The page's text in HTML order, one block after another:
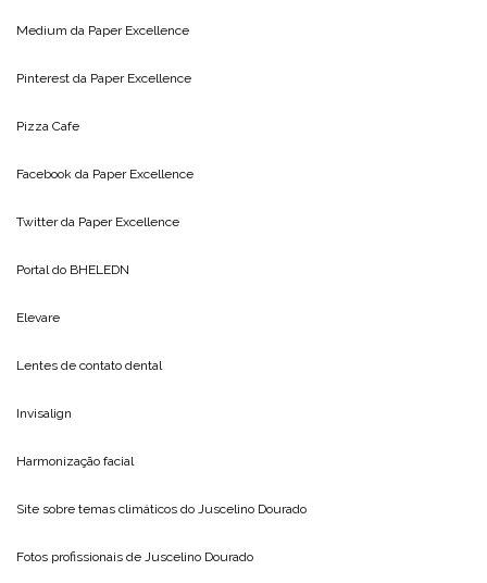
Medium da Paper Excellence
Pinterest da Paper Excellence
Pizza Cafe
Facebook da Paper Excellence
Twitter da Paper Excellence
Portal do BHELEDN
Elevare
Lentes de contato dental
Invisalign
Harmonização facial
Site sobre temas climáticos do Juscelino Dourado
Fotos profissionais de Juscelino Dourado